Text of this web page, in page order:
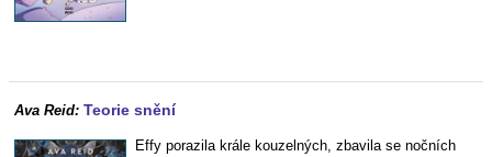
Ava Reid: Teorie snění
Effy porazila krále kouzelných, zbavila se nočních